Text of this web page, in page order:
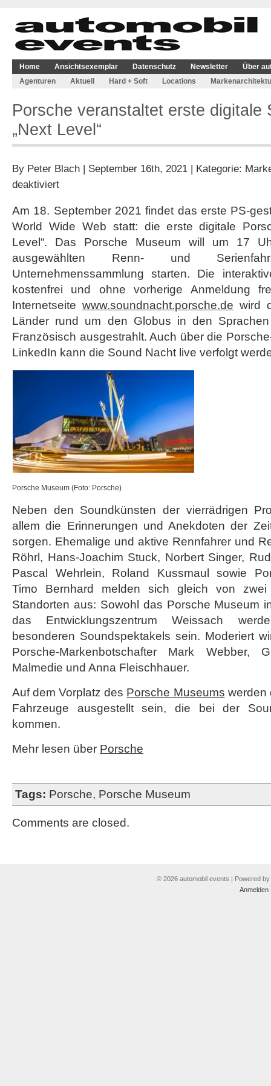
Home Ansichtsexemplar Datenschutz Newsletter
Über
Agenturen
Aktuell Hard + Soft Locations
Porsche veranstaltet erste digitale
„Next Level“
By Peter Blach | September 16th, 2021 | Kategorie:
deaktiviertfür
erste
digitale
Nacht
„Next
Am 18. September 2021 findet das erste PS-
World Wide Web statt: die erste digitale
Level“. Das Porsche Museum will um 17
ausgewählten Renn- und
Unternehmenssammlung starten. Die
kostenfrei und ohne vorherige Anmeldung
Internetseite www.soundnacht.porsche.de wird
Länder rund um den Globus in den
Französisch ausgestrahlt. Auch über die
LinkedIn kann die Sound Nacht live verfolgt
Porsche Museum (Foto: Porsche)
Neben den Soundkünsten der vierrädrigen
allem die Erinnerungen und Anekdoten der
sorgen. Ehemalige und aktive Rennfahrer und
Röhrl, Hans-Joachim Stuck, Norbert Singer,
Pascal Wehrlein, Roland Kussmaul sowie
Timo Bernhard melden sich gleich von zwei
Standorten aus: Sowohl das Porsche Museum
das Entwicklungszentrum Weissach
besonderen Soundspektakels sein. Moderiert
Porsche-Markenbotschafter Mark Webber,
Malmedie und Anna Fleischhauer.
Auf dem Vorplatz des Porsche Museums werden
Fahrzeuge ausgestellt sein, die bei der
kommen.
Mehr lesen über Porsche
Tags: Porsche, Porsche Museum
Comments are closed.
© 2026 automobil events | Powered by
Anmelden|